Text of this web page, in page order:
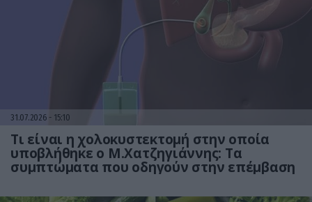
31.07.2026 15:10
Τι είναι η χολοκυστεκτομή στην οποία
υποβλήθηκε ο Μ.Χατζηγιάννης: Tα
συμπτώματα που οδηγούν στην επέμβαση